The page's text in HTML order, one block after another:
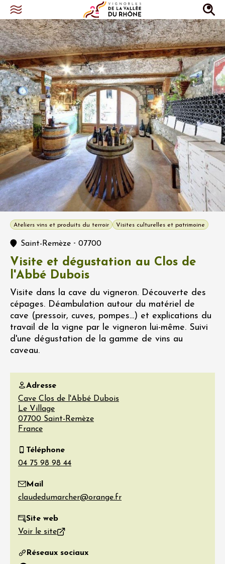
Ateliers vins et produits du terroir Visites culturelles et patrimoine
Saint-Remèze - 07700
Visite et dégustation au Clos de
l'Abbé Dubois
Visite dans la cave du vigneron. Découverte des
cépages. Déambulation autour du matériel de
cave (pressoir, cuves, pompes...) et explications du
travail de la vigne par le vigneron lui-même. Suivi
d'une dégustation de la gamme de vins au
caveau.
Adresse
Cave Clos de l'Abbé Dubois
Le Village
07700 Saint-Remèze
France
Téléphone
Mail
Site web
Voir le site
Réseaux sociaux